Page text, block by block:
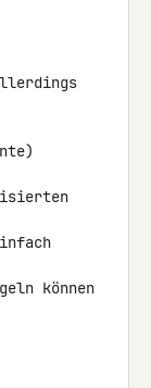
können